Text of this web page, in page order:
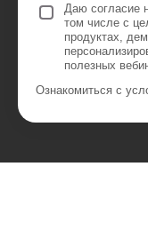
Даю согласие
том числе с
продуктах,
полезных
Ознакомиться с